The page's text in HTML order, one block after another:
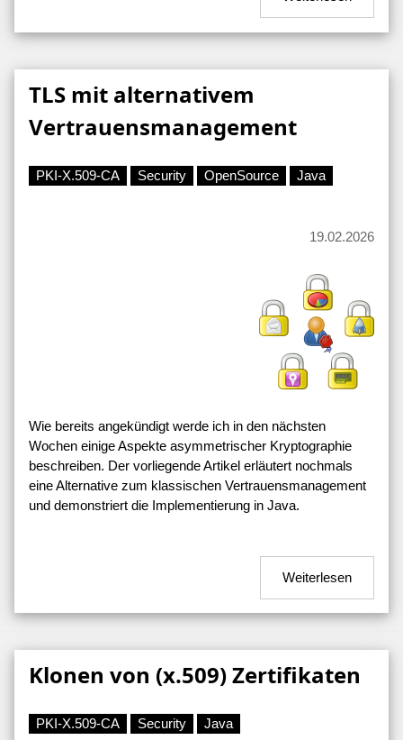
TLS mit alternativem
Vertrauensmanagement
PKI-X.509-CA Security OpenSource Java
19.02.2026
Wie bereits angekündigt werde ich in den nächsten
Wochen einige Aspekte asymmetrischer Kryptographie
beschreiben. Der vorliegende Artikel erläutert nochmals
eine Alternative zum klassischen Vertrauensmanagement
und demonstriert die Implementierung in Java.
Weiterlesen
Klonen von (x.509) Zertifikaten
PKI-X.509-CA Security Java